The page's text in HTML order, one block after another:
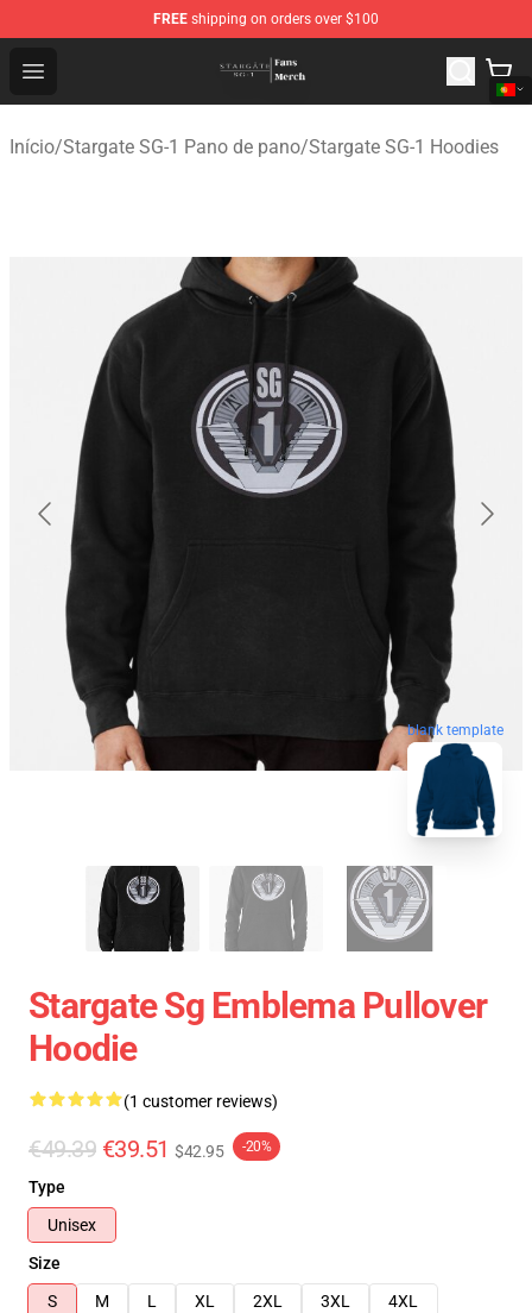
FREE shipping on orders over $100
Open menu
Stargate SG-1 Store - Official Stargate SG-1
Início/Stargate SG-1 Pano de pano/Stargate SG-1 Hoodies
blank template
Stargate Sg Emblema Pullover
Hoodie
(1 customer reviews)
€49.39 €39.51 $42.95 -20%
Type
Unisex
Size
S
M L XL 2XL 3XL
4XL